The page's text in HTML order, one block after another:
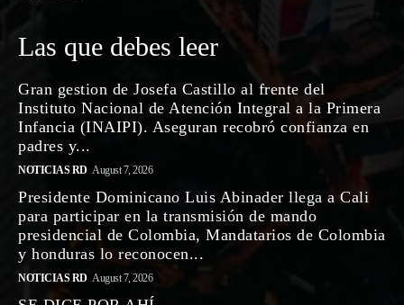
Las que debes leer
Gran gestion de Josefa Castillo al frente del
Instituto Nacional de Atención Integral a la Primera
Infancia (INAIPI). Aseguran recobró confianza en
padres y...
NOTICIAS RD August 7, 2026
Presidente Dominicano Luis Abinader llega a Cali
para participar en la transmisión de mando
presidencial de Colombia, Mandatarios de Colombia
y honduras lo reconocen...
NOTICIAS RD August 7, 2026